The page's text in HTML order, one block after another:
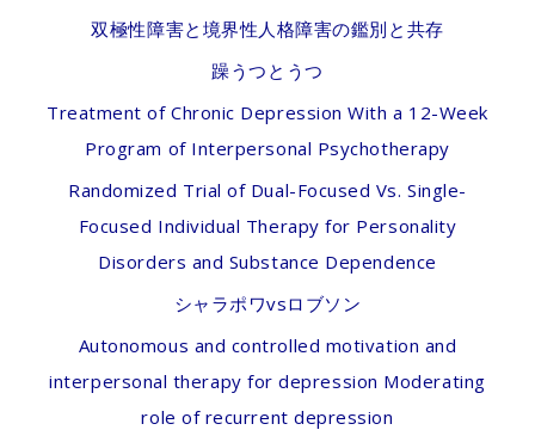
双極性障害と境界性人格障害の鑑別と共存
躁うつとうつ
Treatment of Chronic Depression With a 12-Week
Program of Interpersonal Psychotherapy
Randomized Trial of Dual-Focused Vs. Single-
Focused Individual Therapy for Personality
Disorders and Substance Dependence
シャラポワvsロブソン
Autonomous and controlled motivation and
interpersonal therapy for depression Moderating
role of recurrent depression